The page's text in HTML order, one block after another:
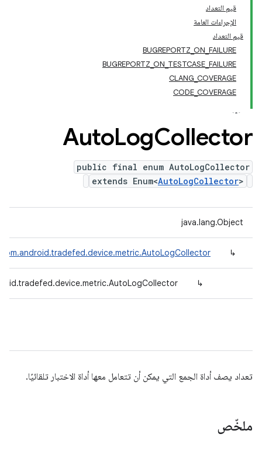
قيم التعداد
الإجراءات العامة
قيم التعداد
BUGREPORTZ_ON_FAILURE
BUGREPORTZ_ON_TESTCASE_FAILURE
CLANG_COVERAGE
CODE_COVERAGE
AutoLogCollector
public final enum AutoLogCollector
extends Enum<AutoLogCollector>
java.lang.Object
↳
com.android.tradefed.device.metric.AutoLogCollector
↳
تعداد يصف أداة الجمع التي يمكن أن تتعامل معها أداة الاختبار تلقائيًا.
ملخّص